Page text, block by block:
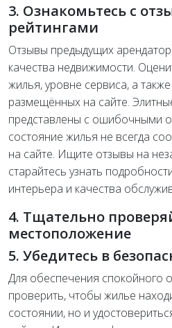
3. Ознакомьтесь с
рейтингами
Отзывы предыдущих
качества недвижимости.
жилья, уровне сервиса, а
размещённых на сайте.
представлены с ошибочными
состояние жилья не всегда
на сайте. Ищите отзывы на
старайтесь узнать
интерьера и качества
4. Тщательно
местоположение
5. Убедитесь в
Для обеспечения спокойного
проверить, чтобы жилье
состоянии, но и